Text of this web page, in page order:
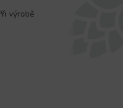
výrobě